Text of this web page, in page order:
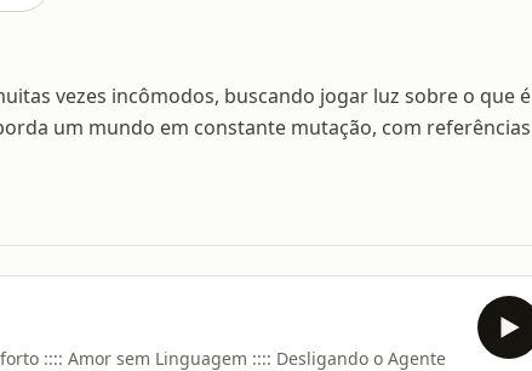
vezes incômodos, buscando jogar luz sobre o que é
um mundo em constante mutação, com referências
:::: Amor sem Linguagem :::: Desligando o Agente